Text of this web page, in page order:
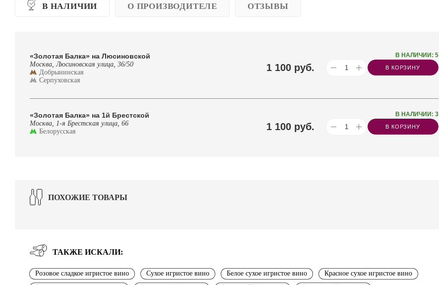
В НАЛИЧИИ О ПРОИЗВОДИТЕЛЕ ОТЗЫВЫ
«Золотая Балка» на Люсиновской
Москва, Люсиновская улица, 36/50
Добрынинская
Серпуховская
В НАЛИЧИИ: 5
1 100руб. В КОРЗИНУ
«Золотая Балка» на 1й Брестской
Москва, 1-я Брестская улица, 66
Белорусская
В НАЛИЧИИ: 3
1 100руб. В КОРЗИНУ
ПОХОЖИЕ ТОВАРЫ
ТАКЖЕ ИСКАЛИ:
Розовое сладкое игристое вино Сухое игристое вино Белое сухое игристое вино
Красное сухое игристое вино